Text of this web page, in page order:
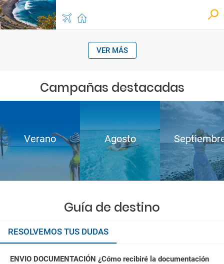
VER MÁS
Campañas destacadas
Verano Agosto
Guía de destino
RESOLVEMOS TUS DUDAS
ENVIO DOCUMENTACIÓN ¿Cómo recibiré la documentación